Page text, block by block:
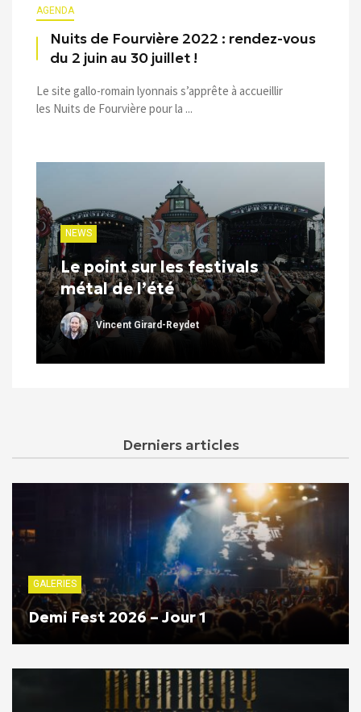
AGENDA
Nuits de Fourvière 2022 : rendez-vous
du 2 juin au 30 juillet !
Le site gallo-romain lyonnais s’apprête à accueillir
les Nuits de Fourvière pour la ...
NEWS
Le point sur les festivals
métal de l’été
Vincent Girard-Reydet
Derniers articles
GALERIES
Demi Fest 2026 – Jour 1